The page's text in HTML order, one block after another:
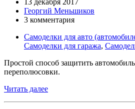
Георгий Меньшиков
3 комментария
Самоделки для авто
Самоделки для гаража,
Простой способ защитить
переполюсовки.
Читать далее